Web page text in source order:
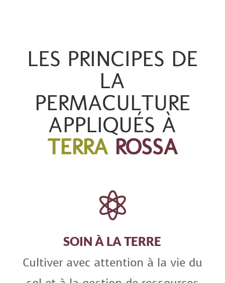
LES PRINCIPES DE
LA
PERMACULTURE
APPLIQUÉS À
TERRA ROSSA

SOIN À LA TERRE
Cultiver avec attention à la vie du